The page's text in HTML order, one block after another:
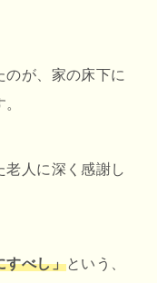
のが、家の床下に
老人に深く感謝し
すべし」という、